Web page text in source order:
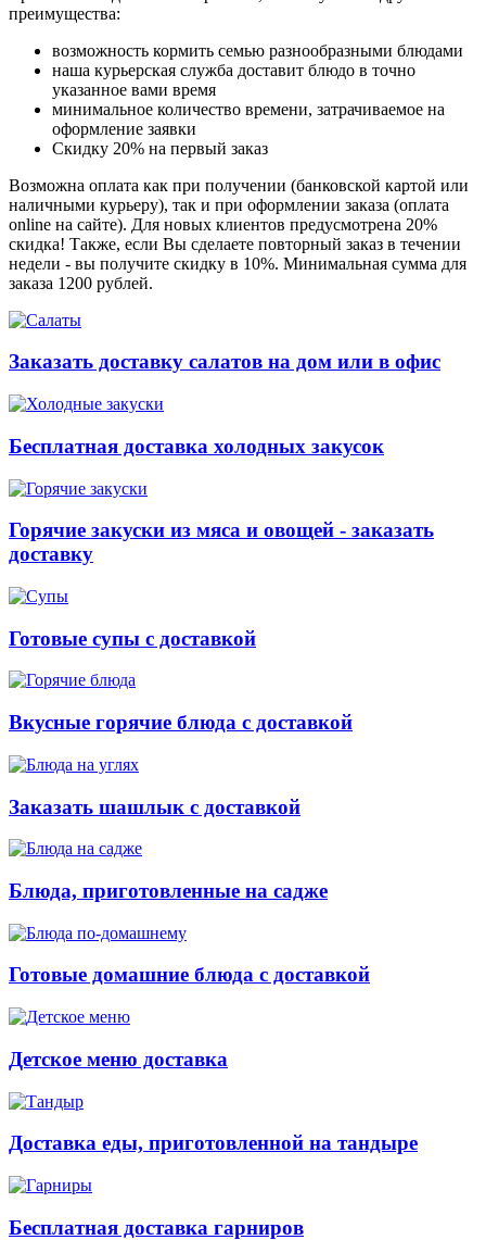
преимущества:
возможность кормить семью разнообразными блюдами
наша курьерская служба доставит блюдо в точно
указанное вами время
минимальное количество времени, затрачиваемое на
оформление заявки
Скидку 20% на первый заказ
Возможна оплата как при получении (банковской картой или
наличными курьеру), так и при оформлении заказа (оплата
online на сайте). Для новых клиентов предусмотрена 20%
скидка! Также, если Вы сделаете повторный заказ в течении
недели - вы получите скидку в 10%. Минимальная сумма для
заказа 1200 рублей.
Заказать доставку салатов на дом или в офис
Бесплатная доставка холодных закусок
Горячие закуски из мяса и овощей - заказать
доставку
Готовые супы с доставкой
Вкусные горячие блюда с доставкой
Заказать шашлык с доставкой
Блюда, приготовленные на садже
Готовые домашние блюда с доставкой
Детское меню доставка
Доставка еды, приготовленной на тандыре
Бесплатная доставка гарниров